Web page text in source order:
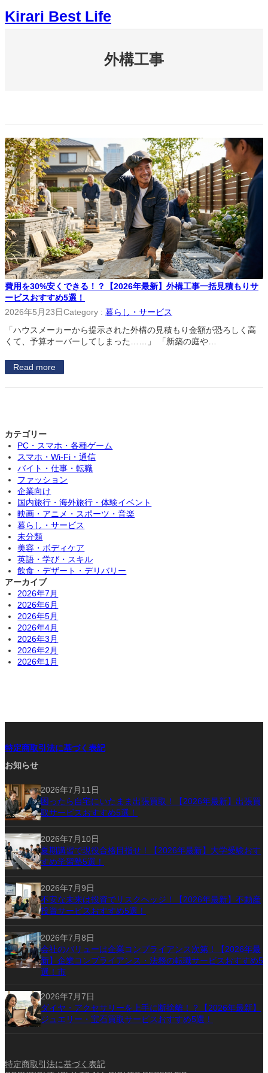
内
容
Kirari Best Life
外構工事
費用を30%安くできる！？【2026年最新】外構工事一括見積もりサ
ービスおすすめ5選！
2026年5月23日Category : 暮らし・サービス
「ハウスメーカーから提示された外構の見積もり金額が恐ろしく高
くて、予算オーバーしてしまった……」 「新築の庭や…
Read more
カテゴリー
PC・スマホ・各種ゲーム
スマホ・Wi-Fi・通信
バイト・仕事・転職
ファッション
企業向け
国内旅行・海外旅行・体験イベント
映画・アニメ・スポーツ・音楽
暮らし・サービス
未分類
美容・ボディケア
英語・学び・スキル
飲食・デザート・デリバリー
アーカイブ
2026年7月
2026年6月
2026年5月
2026年4月
2026年3月
2026年2月
2026年1月
特定商取引法に基づく表記
お知らせ
2026年7月11日
困ったら自宅にいたまま出張買取！【2026年最新】出張買
取サービスおすすめ5選！
2026年7月10日
夏期講習で現役合格目指せ！【2026年最新】大学受験おす
すめ学習塾5選！
2026年7月9日
不安な未来は投資でリスクヘッジ！【2026年最新】不動産
投資サービスおすすめ5選！
2026年7月8日
会社のバリューは企業コンプライアンス次第！【2026年最
新】企業コンプライアンス・法務の転職サービスおすすめ5
選！市
2026年7月7日
ダイヤ・アクセサリーを上手に断捨離！？【2026年最新】
ジュエリー・宝石買取サービスおすすめ5選！
特定商取引法に基づく表記